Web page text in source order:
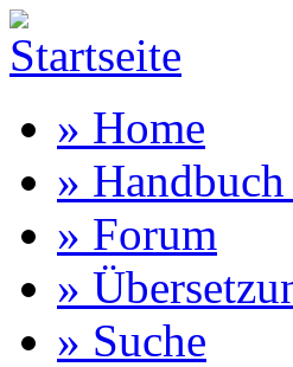
» Home
»
» Forum
»
» Suche